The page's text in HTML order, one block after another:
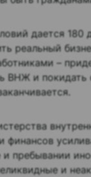
дается 180
реальный
–
ВНЖ и покидать
финансов
пребывании
и